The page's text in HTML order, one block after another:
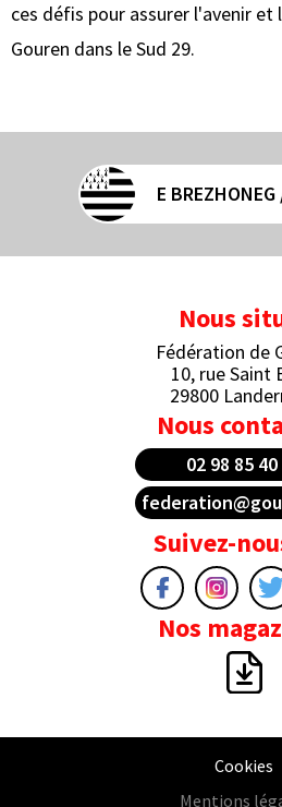
ces défis pour assurer l'avenir et
Gouren dans le Sud 29.
E
Nous
Fédération de
10, rue Saint
29800
Nous
02 98 85 40
Suivez-
Nos
Cookies
Mentions